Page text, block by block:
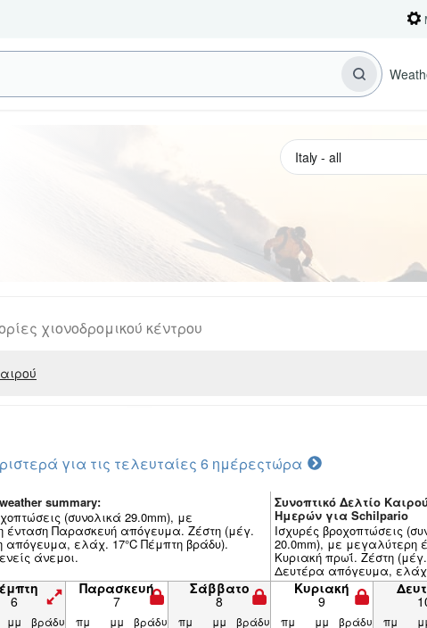
χιονοδρομικού κέντρου
για τις τελευταίες 6 ημέρεςτώρα
summary:
(συνολικά 29.0mm), με
ένταση Παρασκευή απόγευμα. Ζέστη (μέγ.
απόγευμα, ελάχ. 17°C Πέμπτη βράδυ).
άνεμοι.
Συνοπτικό Δελτίο
Ημερών για Schilpario
Ισχυρές βροχοπτώσεις
20.0mm), με μεγαλύτερη
Κυριακή πρωΐ. Ζέστη (μέγ.
Δευτέρα απόγευμα,
Δευτέρα βράδυ). Γενικά
άνεμοι.
6
Παρασκευή
7
Σάββατο
8
Κυριακή
9
μμ βράδυ πμ μμ βράδυ πμ μμ βράδυ πμ μμ βράδυ πμ